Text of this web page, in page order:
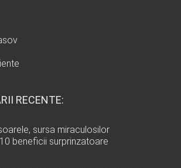
RECENTE:
sursa miraculosilor
beneficii surprinzatoare